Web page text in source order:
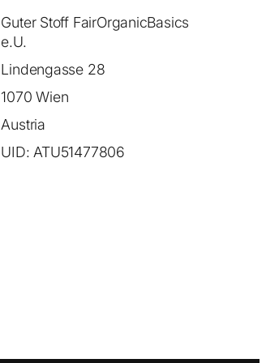
Guter Stoff FairOrganicBasics
e.U.
Lindengasse 28
1070 Wien
Austria
UID: ATU51477806